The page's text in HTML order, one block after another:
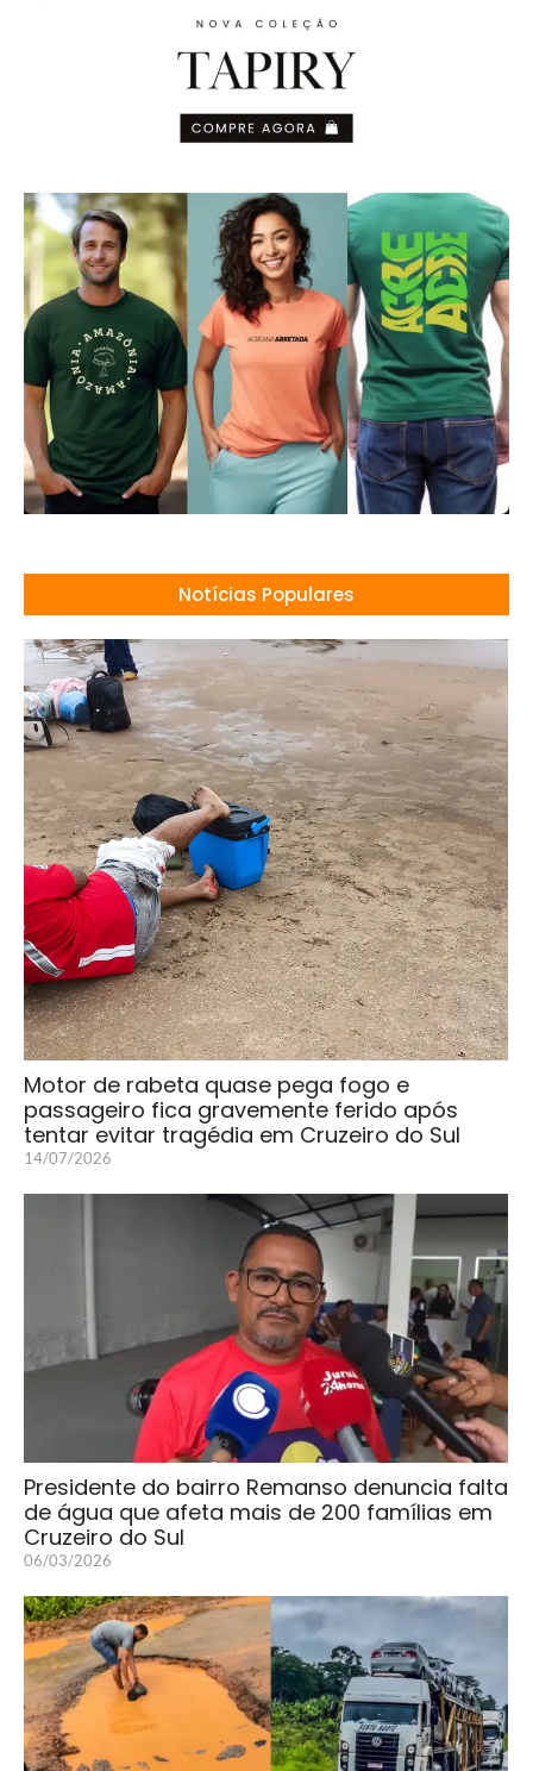
Notícias Populares
Motor de rabeta quase pega fogo e
passageiro fica gravemente ferido após
tentar evitar tragédia em Cruzeiro do Sul
14/07/2026
Presidente do bairro Remanso denuncia falta
de água que afeta mais de 200 famílias em
Cruzeiro do Sul
06/03/2026